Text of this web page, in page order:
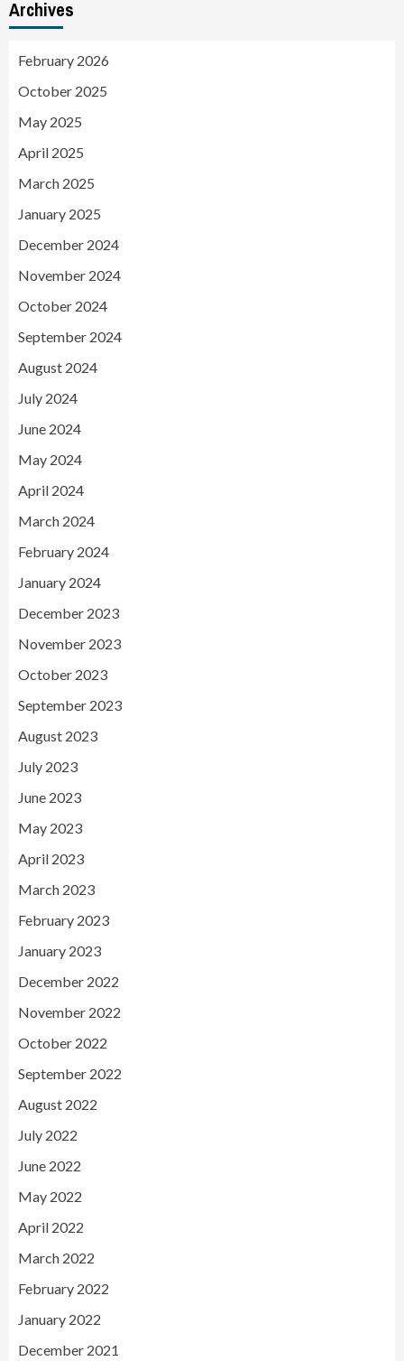
Archives
February 2026
October 2025
May 2025
April 2025
March 2025
January 2025
December 2024
November 2024
October 2024
September 2024
August 2024
July 2024
June 2024
May 2024
April 2024
March 2024
February 2024
January 2024
December 2023
November 2023
October 2023
September 2023
August 2023
July 2023
June 2023
May 2023
April 2023
March 2023
February 2023
January 2023
December 2022
November 2022
October 2022
September 2022
August 2022
July 2022
June 2022
May 2022
April 2022
March 2022
February 2022
January 2022
December 2021